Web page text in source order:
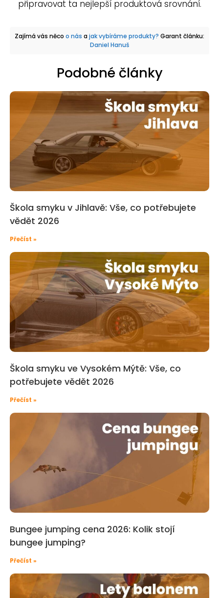
připravovat ta nejlepší produktová srovnání.
Zajímá vás něco o nás ajak vybíráme produkty? Garant článku:
Daniel Hanuš
Podobné články
Škola smyku v Jihlavě: Vše, co potřebujete
vědět 2026
Přečíst »
Škola smyku ve Vysokém Mýtě: Vše, co
potřebujete vědět 2026
Přečíst »
Bungee jumping cena 2026: Kolik stojí
bungee jumping?
Přečíst »